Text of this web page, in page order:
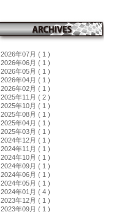
2026年07月 ( 1 )
2026年06月 ( 1 )
2026年05月 ( 1 )
2026年04月 ( 1 )
2026年02月 ( 1 )
2025年11月 ( 2 )
2025年10月 ( 1 )
2025年08月 ( 1 )
2025年04月 ( 1 )
2025年03月 ( 1 )
2024年12月 ( 1 )
2024年11月 ( 1 )
2024年10月 ( 1 )
2024年09月 ( 1 )
2024年06月 ( 1 )
2024年05月 ( 1 )
2024年01月 ( 4 )
2023年12月 ( 1 )
2023年09月 ( 1 )